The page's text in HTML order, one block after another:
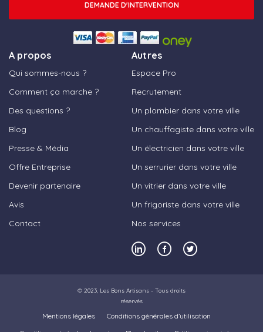
A propos
Qui sommes-nous ?
Comment ça marche ?
Des questions ?
Blog
Presse & Média
Offre Entreprise
Devenir partenaire
Avis
Contact
Autres
Espace Pro
Recrutement
Un plombier dans votre ville
Un chauffagiste dans votre ville
Un électricien dans votre ville
Un serrurier dans votre ville
Un vitrier dans votre ville
Un frigoriste dans votre ville
Nos services
DEMANDE D'INTERVENTION
© 2023, Les Bons Artisans - Tous droits
réservés
Mentions légales
Conditions générales d’utilisation